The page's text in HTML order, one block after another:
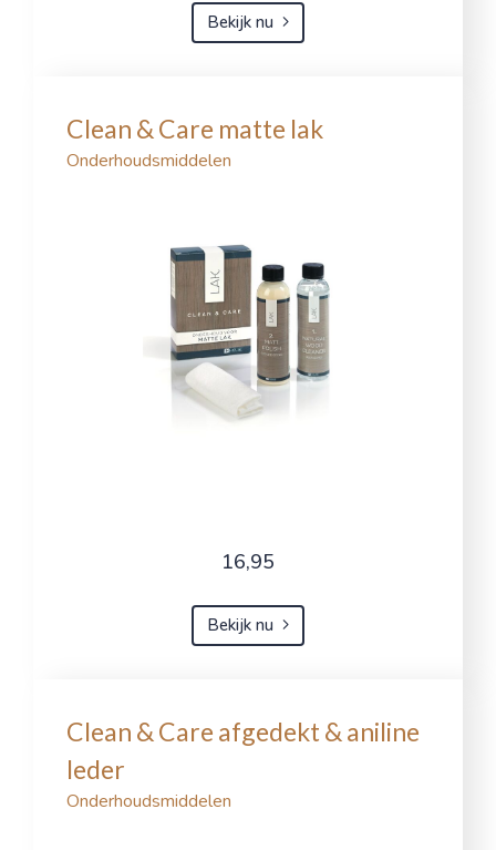
Bekijk nu
Clean & Care matte lak
Onderhoudsmiddelen
16,95
Bekijk nu
Clean & Care afgedekt & aniline
leder
Onderhoudsmiddelen